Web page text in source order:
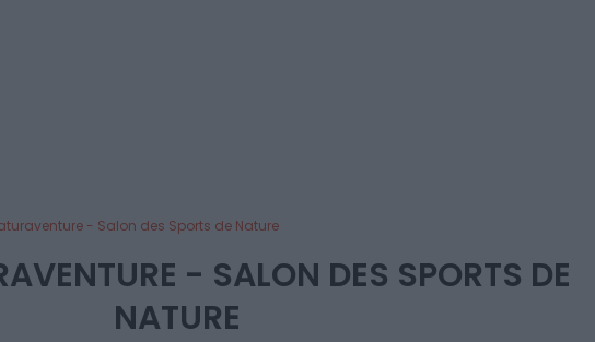
- Salon des Sports de Nature
- SALON DES SPORTS DE
NATURE